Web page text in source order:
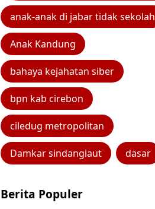
anak-anak di jabar tidak sekolah
Anak Kandung
bahaya kejahatan siber
bpn kab cirebon
ciledug metropolitan
Damkar sindanglaut dasar
Berita Populer